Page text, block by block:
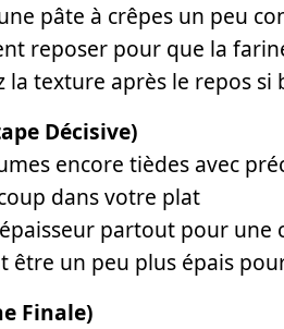
pâte à crêpes un peu
reposer pour que la
la texture après le repos si
Décisive)
encore tièdes avec
dans votre plat
partout pour une
être un peu plus épais
Finale)